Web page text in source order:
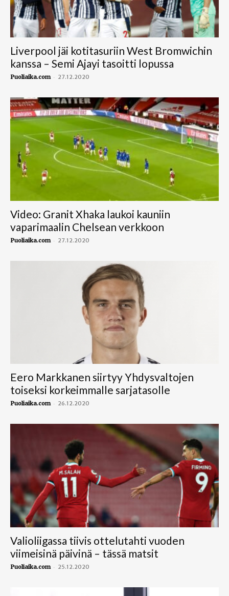
Liverpool jäi kotitasuriin West Bromwichin
kanssa – Semi Ajayi tasoitti lopussa
Puoliaika.com - 27.12.2020
Video: Granit Xhaka laukoi kauniin
vaparimaalin Chelsean verkkoon
Puoliaika.com - 27.12.2020
Eero Markkanen siirtyy Yhdysvaltojen
toiseksi korkeimmalle sarjatasolle
Puoliaika.com - 26.12.2020
Valioliigassa tiivis ottelutahti vuoden
viimeisinä päivinä – tässä matsit
Puoliaika.com - 25.12.2020